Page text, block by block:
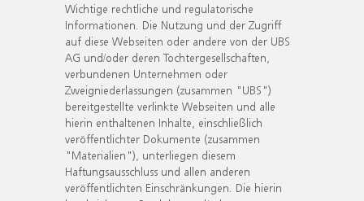
Wichtige rechtliche und regulatorische
Informationen. Die Nutzung und der Zugriff
auf diese Webseiten oder andere von der UBS
AG und/oder deren Tochtergesellschaften,
verbundenen Unternehmen oder
Zweigniederlassungen (zusammen "UBS")
bereitgestellte verlinkte Webseiten und alle
hierin enthaltenen Inhalte, einschließlich
veröffentlichter Dokumente (zusammen
"Materialien"), unterliegen diesem
Haftungsausschluss und allen anderen
veröffentlichten Einschränkungen. Die hierin